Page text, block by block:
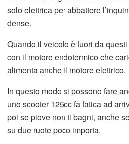
solo elettrica per abbattere
dense.
Quando il veicolo è fuori da
con il motore endotermico che
alimenta anche il motore elettrico.
In questo modo si possono fare
uno scooter 125cc fa fatica ad
poi se piove non ti bagni, anche
su due ruote poco importa.